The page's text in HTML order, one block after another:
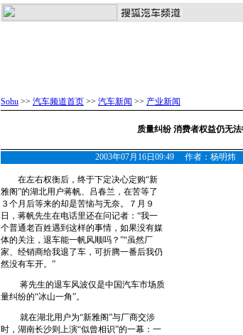
Sohu >> 汽车频道首页 >> 汽车新闻 >> 产业新闻
质量纠纷 消费者权益仍无
2003年07月16日09:49 作者：杨明
在左右权衡后，终于下定决心定购“新
雅阁”的湖北用户蒋帆、吕春兰，在苦等了
３个月后等来的却是苦恼与无奈。７月９
日，蒋帆先生在电话里还在问记者：“我一
个普通老百姓遇到这样的事情，如果没有媒
体的关注，退车能一帆风顺吗？”“虽然厂
家、经销商给我退了车，可折腾一番后我仍
然没有车开。”
蒋先生的退车风波仅是中国汽车市场质
量纠纷的“冰山一角”。
就在湖北用户为“新雅阁”与厂商交涉
时，湖南长沙则上演“似曾相识”的一幕：一